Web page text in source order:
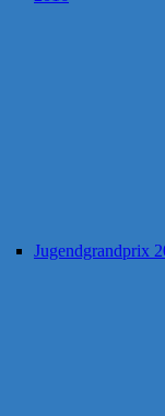
Jugendgrandprix